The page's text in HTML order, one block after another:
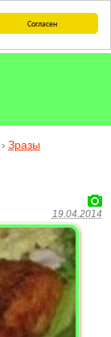
Согласен
Зразы
19.04.2014